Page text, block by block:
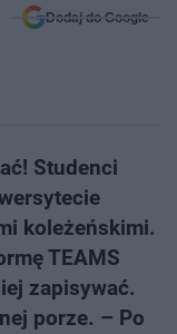
Dodaj do Google
Studenci
koleżeńskimi.
TEAMS
zapisywać.
porze. – Po